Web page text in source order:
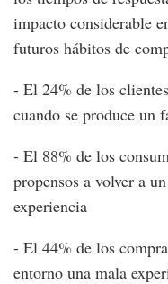
impacto considerable
futuros hábitos de
- El 24% de los
cuando se produce un
- El 88% de los
propensos a volver a
experiencia
- El 44% de los
entorno una mala